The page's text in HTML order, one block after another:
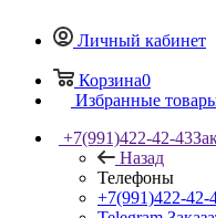
Личный кабинет
Корзина0
Избранные
+7(991)422-42-43
Назад
Телефоны
+7(991)422-42-